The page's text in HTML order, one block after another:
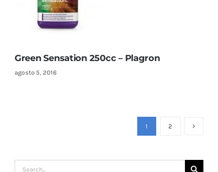
Green Sensation 250cc – Plagron
agosto 5, 2016
1 2
Search